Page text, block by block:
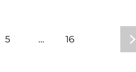
5 ... 16